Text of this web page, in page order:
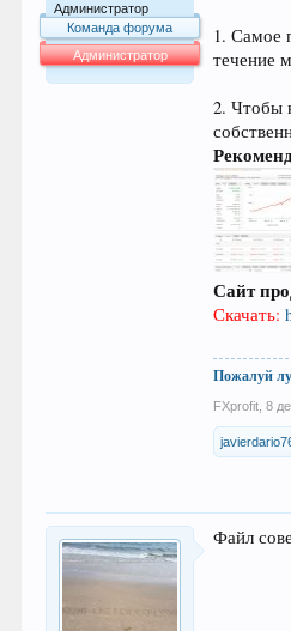
Администратор
Команда форума
Администратор
1. Самое
течение
2. Чтобы
Сайт
Скачать:
Пожалуй
FXprofit 8
Файл